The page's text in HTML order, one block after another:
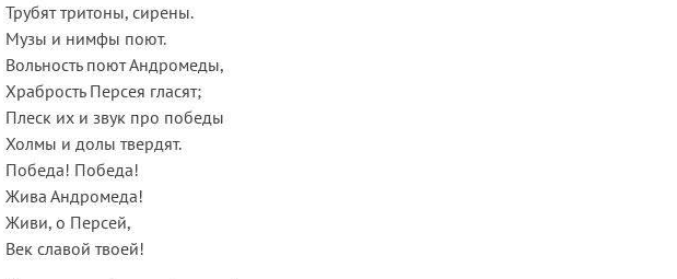
Трубят тритоны, сирены.
Музы и нимфы поют.
Вольность поют Андромеды,
Храбрость Персея гласят;
Плеск их и звук про победы
Холмы и долы твердят.
Победа! Победа!
Жива Андромеда!
Живи, о Персей,
Век славой твоей!